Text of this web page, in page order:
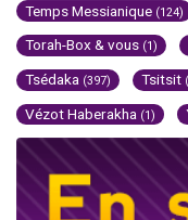
Temps Messianique (124)
Torah-Box & vous (1)
Tsédaka (397) Tsitsit
Vézot Haberakha (1)